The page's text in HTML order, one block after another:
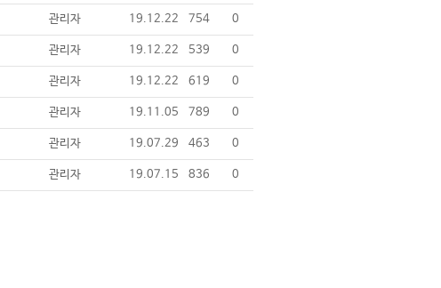
관리자 19.12.22 754 0
관리자 19.12.22 539 0
관리자 19.12.22 619 0
관리자 19.11.05 789 0
관리자 19.07.29 463 0
관리자 19.07.15 836 0